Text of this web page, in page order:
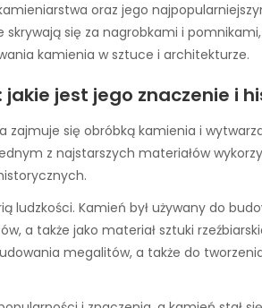
oraz jego
się za nagrobkami i
kamienia w sztuce i architekturze.
jest jego znaczenie i
zajmuje się obróbką kamienia i
z najstarszych materiałów
ludzkości. Kamień był używany do
a także jako materiał sztuki
megalitów, a także do